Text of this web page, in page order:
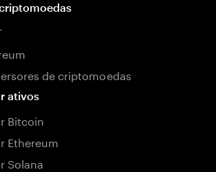
de criptomoedas
ativos
Bitcoin
Ethereum
Solana